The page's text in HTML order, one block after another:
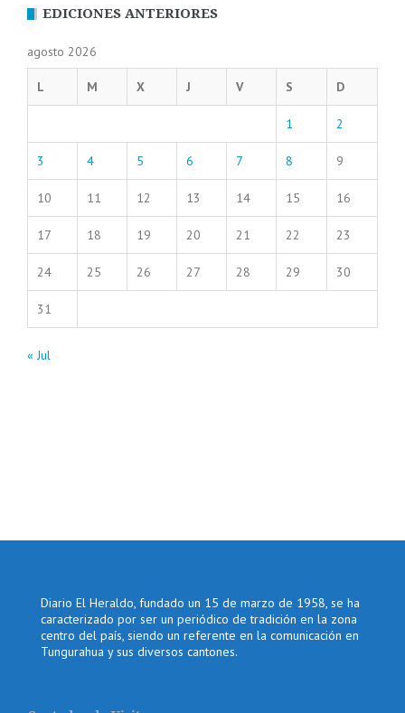
EDICIONES ANTERIORES
agosto 2026
L M X J V S D
1 2
3 4 5 6 7 8 9
10 11 12 13 14 15 16
17 18 19 20 21 22 23
24 25 26 27 28 29 30
31
« Jul
Diario El Heraldo, fundado un 15 de marzo de 1958, se ha
caracterizado por ser un periódico de tradición en la zona
centro del país, siendo un referente en la comunicación en
Tungurahua y sus diversos cantones.